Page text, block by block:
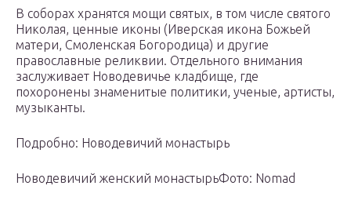
В соборах хранятся мощи святых, в том числе святого
Николая, ценные иконы (Иверская икона Божьей
матери, Смоленская Богородица) и другие
православные реликвии. Отдельного внимания
заслуживает Новодевичье кладбище, где
похоронены знаменитые политики, ученые, артисты,
музыканты.
Подробно: Новодевичий монастырь
Новодевичий женский монастырьФото: Nomad